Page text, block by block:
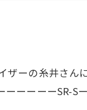
ザーの糸井さん
ーーーーSR-S